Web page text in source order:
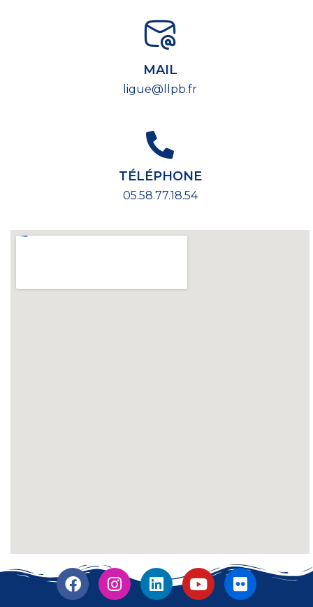
MAIL
ligue@llpb.fr
TÉLÉPHONE
05.58.77.18.54